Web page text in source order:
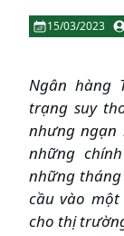
15/03/2023
Ngân hàng
trạng suy
nhưng ngạn
những
những tháng
cầu vào
cho thị